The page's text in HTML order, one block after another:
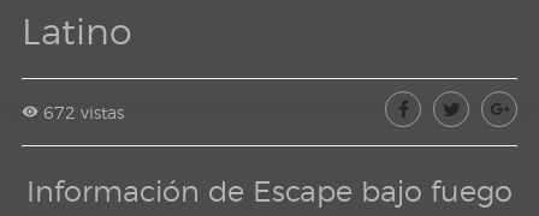
Latino
672 vistas
Información de Escape bajo fuego